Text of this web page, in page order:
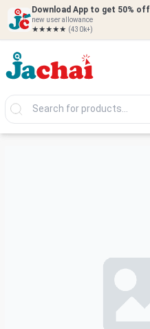
Download App to get 50% off
new user allowance
★★★★★ (430k+)